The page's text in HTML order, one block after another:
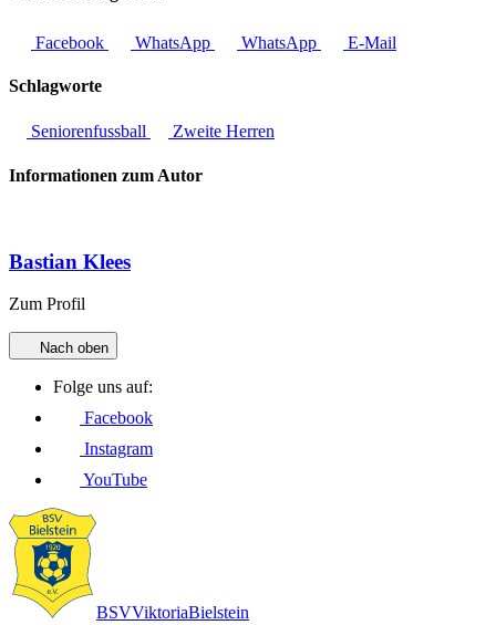
Facebook WhatsApp WhatsApp E-Mail
Schlagworte
Seniorenfussball Zweite Herren
Informationen zum Autor
Bastian Klees
Zum Profil
Nach oben
Folge uns auf:
Facebook
Instagram
YouTube
BSVViktoriaBielstein